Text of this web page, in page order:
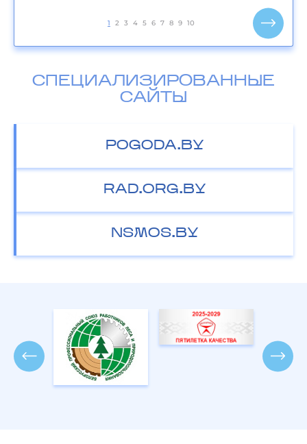
1 2 3 4 5 6 7 8 9 10
СПЕЦИАЛИЗИРОВАННЫЕ
САЙТЫ
POGODA.BY
RAD.ORG.BY
NSMOS.BY